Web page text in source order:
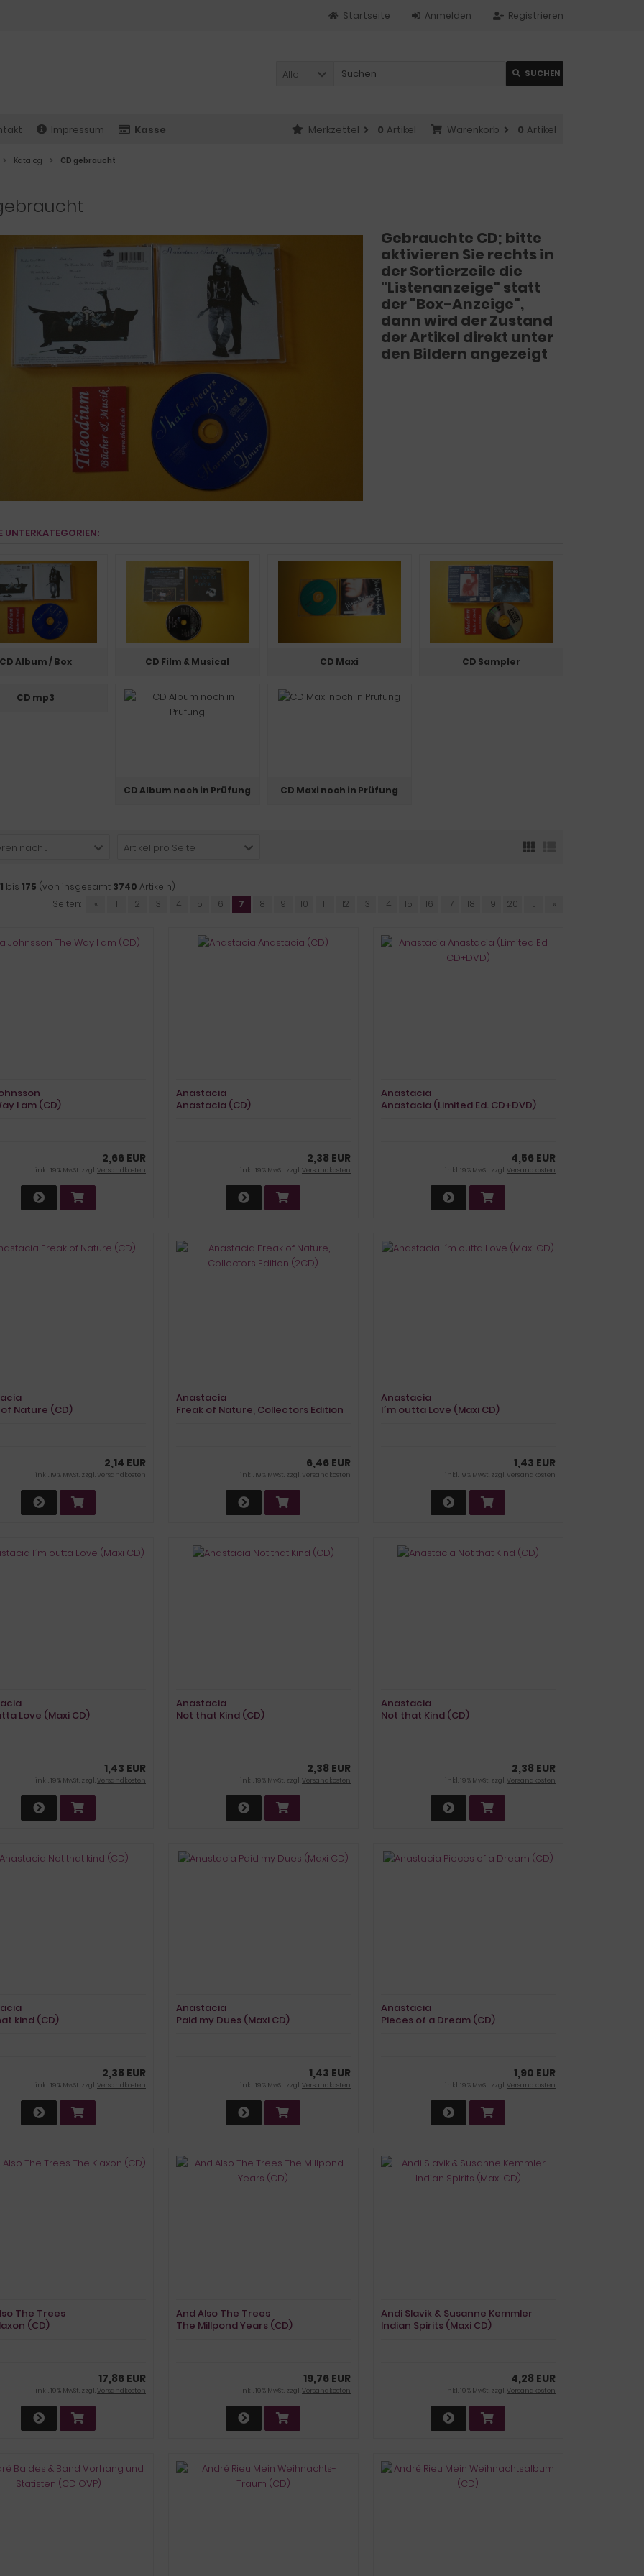
Registrieren
Anmelden
Startseite
Alle SUCHEN
Impressum Kasse Warenkorb 0 Artikel
Merkzettel 0 Artikel
Katalog CD gebraucht
Gebrauchte CD; bitte
aktivieren Sie rechts in
der Sortierzeile die
"Listenanzeige" statt
der "Box-Anzeige",
dann wird der Zustand
der Artikel direkt unter
den Bildern angezeigt
UNTERKATEGORIEN:
CD Album / Box CD Film & Musical CD Maxi CD Sampler
CD mp3
CD Album noch in Prüfung CD Maxi noch in Prüfung
nach ... Artikel pro Seite
bis 175 (von insgesamt 3740 Artikeln)
Seiten:
« 1 2 3 4 5 6 7 8 9 10 11 12 13 14 15 16 17 18 19 20 ... »
I am (CD)
2,66 EUR
inkl. 19 % MwSt. zzgl.Versandkosten
Anastacia
Anastacia (CD)
2,38 EUR
inkl. 19 % MwSt. zzgl.Versandkosten
Anastacia
Anastacia (Limited Ed. CD+DVD)
4,56 EUR
inkl. 19 % MwSt. zzgl.Versandkosten
Nature (CD)
2,14 EUR
inkl. 19 % MwSt. zzgl.Versandkosten
Anastacia
Freak of Nature, Collectors Edition
6,46 EUR
inkl. 19 % MwSt. zzgl.Versandkosten
Anastacia
I´m outta Love (Maxi CD)
1,43 EUR
inkl. 19 % MwSt. zzgl.Versandkosten
Love (Maxi CD)
1,43 EUR
inkl. 19 % MwSt. zzgl.Versandkosten
Anastacia
Not that Kind (CD)
2,38 EUR
inkl. 19 % MwSt. zzgl.Versandkosten
Anastacia
Not that Kind (CD)
2,38 EUR
inkl. 19 % MwSt. zzgl.Versandkosten
kind (CD)
2,38 EUR
inkl. 19 % MwSt. zzgl.Versandkosten
Anastacia
Paid my Dues (Maxi CD)
1,43 EUR
inkl. 19 % MwSt. zzgl.Versandkosten
Anastacia
Pieces of a Dream (CD)
1,90 EUR
inkl. 19 % MwSt. zzgl.Versandkosten
The Trees
(CD)
17,86 EUR
inkl. 19 % MwSt. zzgl.Versandkosten
And Also The Trees
The Millpond Years (CD)
19,76 EUR
inkl. 19 % MwSt. zzgl.Versandkosten
Andi Slavik & Susanne Kemmler
Indian Spirits (Maxi CD)
4,28 EUR
inkl. 19 % MwSt. zzgl.Versandkosten